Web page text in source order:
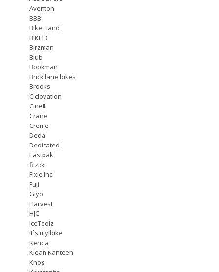
Aventon
BBB
Bike Hand
BIKEID
Birzman
Blub
Bookman
Brick lane bikes
Brooks
Ciclovation
Cinelli
Crane
Creme
Deda
Dedicated
Eastpak
fi'zi:k
Fixie Inc.
Fuji
Giyo
Harvest
HJC
IceToolz
it`s my!bike
Kenda
Klean Kanteen
Knog